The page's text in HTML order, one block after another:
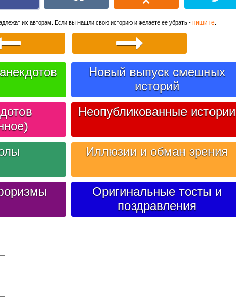
их авторам. Если вы нашли свою историю и желаете ее убрать - пишите
Новый выпуск смешных
историй
Неопубликованные истории
Иллюзии и обман зрения
Оригинальные тосты и
поздравления